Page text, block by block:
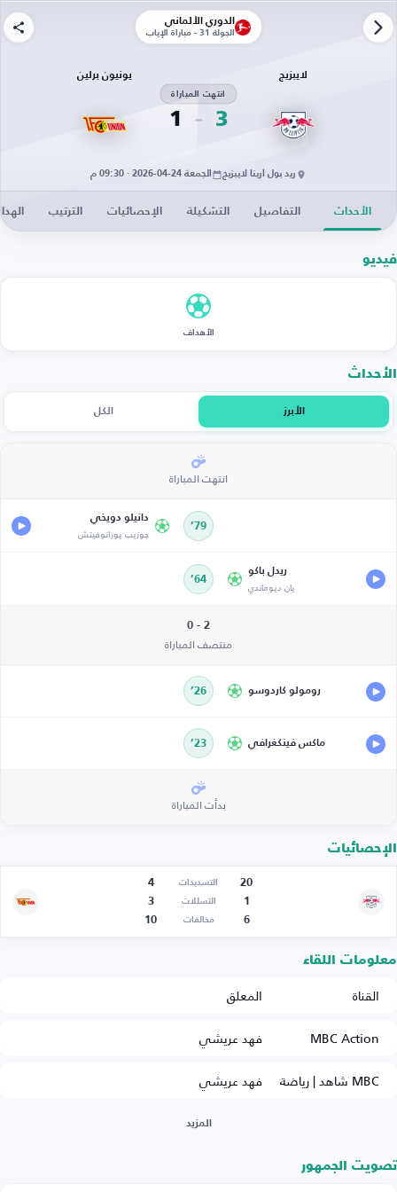
الدوري الألماني
الجولة 31 - مباراة الإياب
لايبزيج
3
انتهت المباراة
1
يونيون برلين
ريد بول أرينا لايبزيج الجمعة 24-04-2026 · 09:30 م
الأحداث التفاصيل التشكيلة الإحصائيات الترتيب
فيديو
الأهداف
الأحداث
الأبرز الكل
انتهت المباراة
79’
دانيلو دويخي
جوزيب يورانوفيتش
ريدل باكو
يان ديوماندي 64’
2 - 0
منتصف المباراة
رومولو كاردوسو 26’
ماكس فينكغرافي 23’
بدأت المباراة
الإحصائيات
20 التسديدات
4
1
التسللات
3
6
مخالفات 10
معلومات اللقاء
القناة
المعلق
MBC Action
فهد عريشي
MBC شاهد | رياضة
فهد عريشي
المزيد
تصويت الجمهور